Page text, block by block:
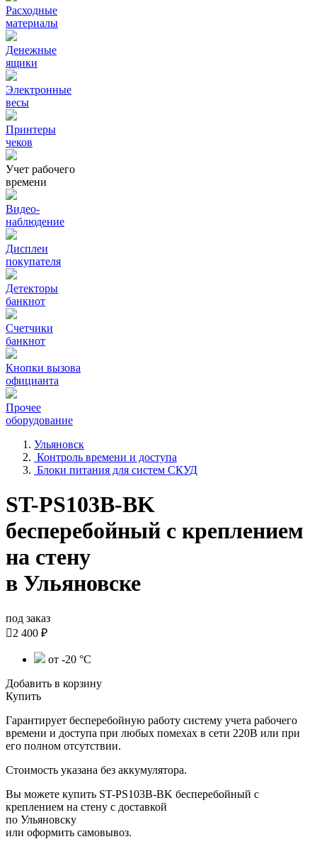
Расходные
материалы
Денежные
ящики
Электронные
весы
Принтеры
чеков
Учет рабочего
времени
Видео‑
наблюдение
Дисплеи
покупателя
Детекторы
банкнот
Счетчики
банкнот
Кнопки вызова
официанта
Прочее
оборудование
Ульяновск
Контроль времени и доступа
Блоки питания для систем СКУД
ST-PS103B-BK
бесперебойный с креплением
на стену
в Ульяновске
под заказ
2 400 ₽
от -20 °С
Добавить в корзину
Купить
Гарантирует бесперебойную работу систему учета рабочего
времени и доступа при любых помехах в сети 220В или при
его полном отсутствии.
Стоимость указана без аккумулятора.
Вы можете купить ST-PS103B-BK бесперебойный с
креплением на стену с доставкой
по Ульяновску
или оформить самовывоз.